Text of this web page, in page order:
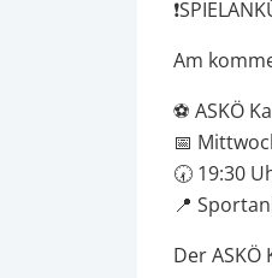
Am
⚽ ASKÖ
📅
🕢 19:30
📍
Der